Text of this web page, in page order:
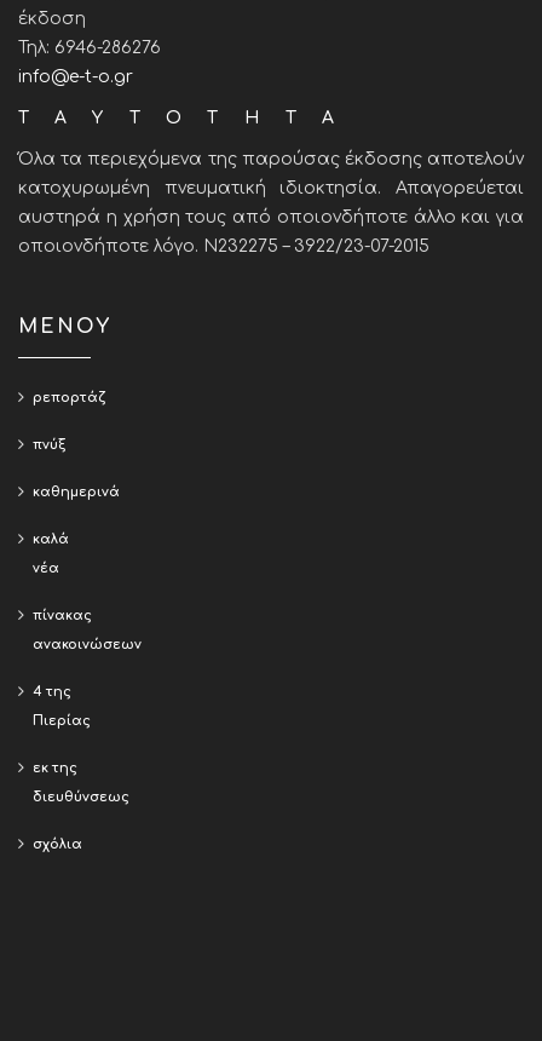
έκδοση
Τηλ: 6946-286276
info@e-t-o.gr
ΤΑΥΤΟΤΗΤΑ
Όλα τα περιεχόμενα της παρούσας έκδοσης αποτελούν
κατοχυρωμένη πνευματική ιδιοκτησία. Απαγορεύεται
αυστηρά η χρήση τους από οποιονδήποτε άλλο και για
οποιονδήποτε λόγο. Ν232275 – 3922/23-07-2015
ΜΕΝΟΥ
ρεπορτάζ
πνύξ
καθημερινά
καλά
νέα
πίνακας
ανακοινώσεων
4 της
Πιερίας
εκ της
διευθύνσεως
σχόλια